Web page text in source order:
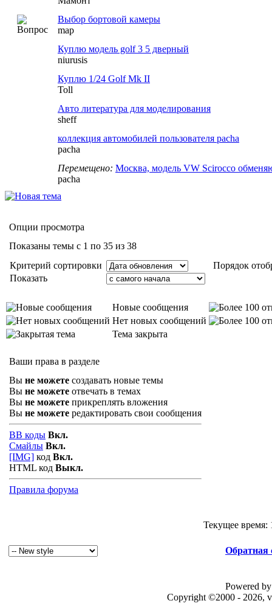
Выбор бортовой камеры
map
Куплю модель golf 3 5 дверный
niurusis
Куплю 1/24 Golf Mk II
Toll
Авто литература для моделирования
sheff
коллекция автомобилей пользователя pacha
pacha
Перемещено: Москва, модель VW Scirocco
pacha
Опции просмотра
Показаны темы с 1 по 35 из 38
Критерий сортировки
Порядок
Показать
Новые сообщения
Нет новых сообщений
Тема закрыта
Ваши права в разделе
Вы не можете создавать новые темы
Вы не можете отвечать в темах
Вы не можете прикреплять вложения
Вы не можете редактировать свои сообщения
BB коды Вкл.
Смайлы Вкл.
[IMG] код Вкл.
HTML код Выкл.
Правила форума
Текущее время:
Обратная
Powered
Copyright ©2000 - 2026,